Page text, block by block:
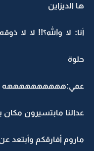
ها الديزاين
أنا: لا والله؟!! لا لا
حلوة
عمي:ههههههههههه لا
عدالنا مابتسيرون مكان
ماروم أفارقكم وأبتعد